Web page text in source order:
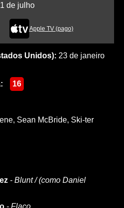
de julho
Apple TV (pago)
Unidos): 23 de janeiro
16
, Sean McBride, Ski-ter
- Blunt / (como Daniel
- Flaco